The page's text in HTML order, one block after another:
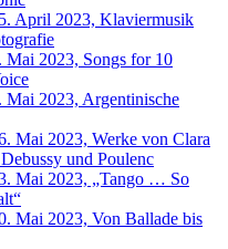
April 2023, Klaviermusik
Mai 2023, Songs for 10
Mai 2023, Argentinische
Mai 2023, Werke von Clara
und Poulenc
Mai 2023, „Tango … So
Mai 2023, Von Ballade bis